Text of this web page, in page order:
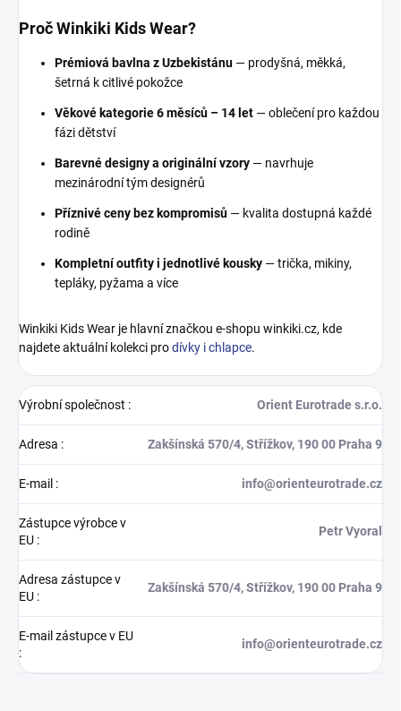
Proč Winkiki Kids Wear?
Prémiová bavlna z Uzbekistánu — prodyšná, měkká,
šetrná k citlivé pokožce
Věkové kategorie 6 měsíců – 14 let — oblečení pro každou
fázi dětství
Barevné designy a originální vzory — navrhuje
mezinárodní tým designérů
Příznivé ceny bez kompromisů — kvalita dostupná každé
rodině
Kompletní outfity i jednotlivé kousky — trička, mikiny,
tepláky, pyžama a více
Winkiki Kids Wear je hlavní značkou e-shopu winkiki.cz, kde
najdete aktuální kolekci prodívky i chlapce.
Výrobní společnost : Orient Eurotrade s.r.o.
Adresa : Zakšínská 570/4, Střížkov, 190 00 Praha 9
E-mail : info@orienteurotrade.cz
Zástupce výrobce v
EU :
Petr Vyoral
Adresa zástupce v
EU :
Zakšínská 570/4, Střížkov, 190 00 Praha 9
E-mail zástupce v EU
:
info@orienteurotrade.cz